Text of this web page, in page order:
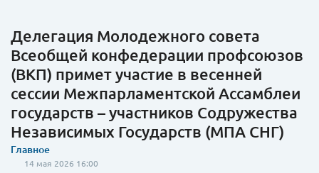
Делегация Молодежного совета
Всеобщей конфедерации профсоюзов
(ВКП) примет участие в весенней
сессии Межпарламентской Ассамблеи
государств – участников Содружества
Независимых Государств (МПА СНГ)
Главное
14 мая 2026 16:00